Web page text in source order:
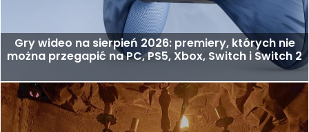
Gry wideo na sierpień 2026: premiery, których nie
można przegapić na PC, PS5, Xbox, Switch i Switch 2